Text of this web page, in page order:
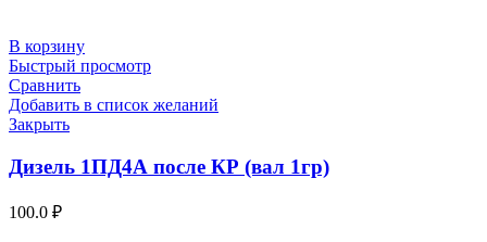
В корзину
Быстрый просмотр
Сравнить
Добавить в список желаний
Закрыть
Дизель 1ПД4А после КР (вал 1гр)
100.0 ₽